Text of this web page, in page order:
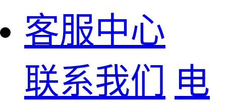
客服中心
联系我们
电